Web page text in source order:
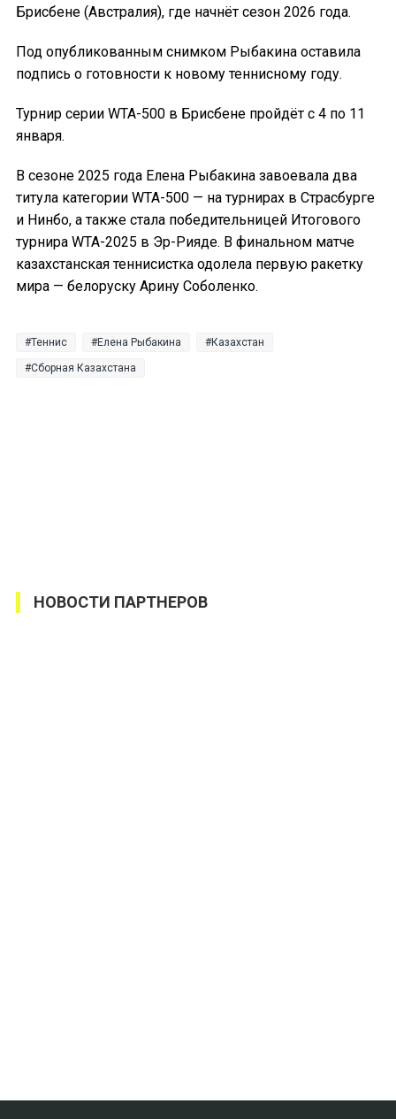
Брисбене (Австралия), где начнёт сезон 2026 года.
Под опубликованным снимком Рыбакина оставила
подпись о готовности к новому теннисному году.
Турнир серии WTA-500 в Брисбене пройдёт с 4 по 11
января.
В сезоне 2025 года Елена Рыбакина завоевала два
титула категории WTA-500 — на турнирах в Страсбурге
и Нинбо, а также стала победительницей Итогового
турнира WTA-2025 в Эр-Рияде. В финальном матче
казахстанская теннисистка одолела первую ракетку
мира — белоруску Арину Соболенко.
Теннис Елена Рыбакина Казахстан
Сборная Казахстана
НОВОСТИ ПАРТНЕРОВ